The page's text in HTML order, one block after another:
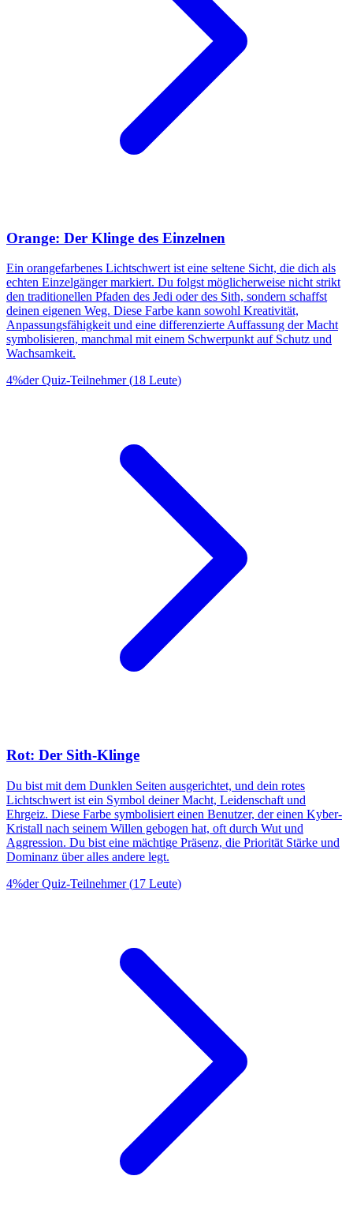
Orange: Der Klinge des Einzelnen
Ein orangefarbenes Lichtschwert ist eine seltene Sicht, die dich als
echten Einzelgänger markiert. Du folgst möglicherweise nicht strikt
den traditionellen Pfaden des Jedi oder des Sith, sondern schaffst
deinen eigenen Weg. Diese Farbe kann sowohl Kreativität,
Anpassungsfähigkeit und eine differenzierte Auffassung der Macht
symbolisieren, manchmal mit einem Schwerpunkt auf Schutz und
Wachsamkeit.
4%der Quiz-Teilnehmer(18 Leute)
Rot: Der Sith-Klinge
Du bist mit dem Dunklen Seiten ausgerichtet, und dein rotes
Lichtschwert ist ein Symbol deiner Macht, Leidenschaft und
Ehrgeiz. Diese Farbe symbolisiert einen Benutzer, der einen Kyber-
Kristall nach seinem Willen gebogen hat, oft durch Wut und
Aggression. Du bist eine mächtige Präsenz, die Priorität Stärke und
Dominanz über alles andere legt.
4%der Quiz-Teilnehmer(17 Leute)